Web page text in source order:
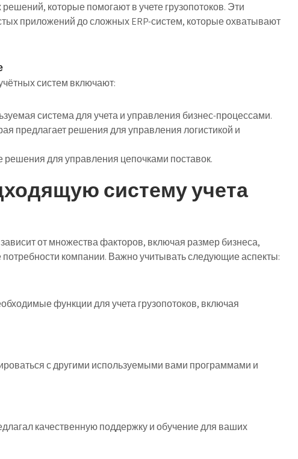
которые помогают в учете грузопотоков. Эти
приложений до сложных ERP-систем, которые охватывают
систем включают:
система для учета и управления бизнес-процессами.
предлагает решения для управления логистикой и
решения для управления цепочками поставок.
систему учета
от множества факторов, включая размер бизнеса,
компании. Важно учитывать следующие аспекты:
функции для учета грузопотоков, включая
с другими используемыми вами программами и
качественную поддержку и обучение для ваших